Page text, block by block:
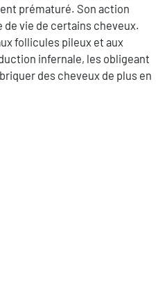
prématuré. Son action
vie de certains cheveux.
follicules pileux et aux
infernale, les obligeant
des cheveux de plus en